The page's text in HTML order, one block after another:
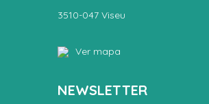
3510-047 Viseu
Ver mapa
NEWSLETTER